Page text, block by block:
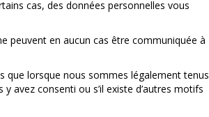
cas, des données personnelles vous
peuvent en aucun cas être communiquée à
que lorsque nous sommes légalement tenus
avez consenti ou s’il existe d’autres motifs